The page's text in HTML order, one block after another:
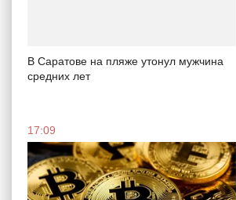
В Саратове на пляже утонул мужчина
средних лет
17:09